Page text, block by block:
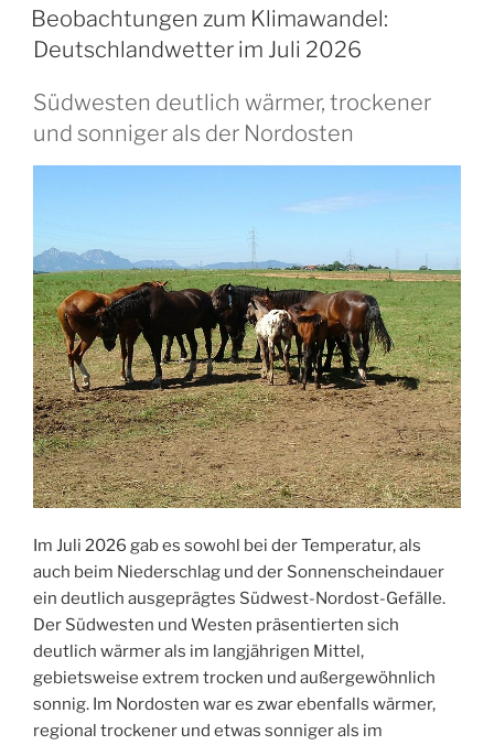
AM
Beobachtungen zum Klimawandel:
Deutschlandwetter im Juli 2026
Südwesten deutlich wärmer, trockener
und sonniger als der Nordosten
Im Juli 2026 gab es sowohl bei der Temperatur, als
auch beim Niederschlag und der Sonnenscheindauer
ein deutlich ausgeprägtes Südwest-Nordost-Gefälle.
Der Südwesten und Westen präsentierten sich
deutlich wärmer als im langjährigen Mittel,
gebietsweise extrem trocken und außergewöhnlich
sonnig. Im Nordosten war es zwar ebenfalls wärmer,
regional trockener und etwas sonniger als im